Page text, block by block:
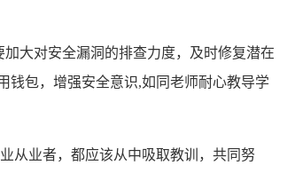
大对安全漏洞的排查力度，及时修复潜在
钱包，增强安全意识,如同老师耐心教导学
从业者，都应该从中吸取教训，共同努